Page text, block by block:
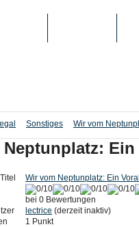
Sonstiges Wir vom
Wir vom Neptunplatz: Ein
bei 0 Bewertungen
lectrice (derzeit inaktiv)
1 Punkt